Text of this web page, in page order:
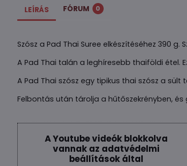
LEÍRÁS FÓRUM 0
Szósz a Pad Thai Suree elkészítéséhez 390 g.
A Pad Thai talán a leghíresebb thaiföldi étel.
A Pad Thai szósz egy tipikus thai szósz a
Felbontás után tárolja a hűtőszekrényben, és
A Youtube videók blokkolva
vannak az adatvédelmi
beállítások által